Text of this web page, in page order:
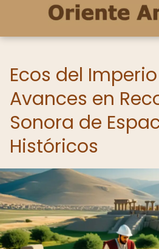
Ecos del
Avances en
Sonora de
Históricos